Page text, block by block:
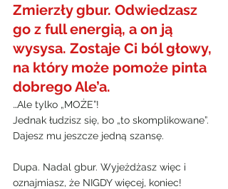
Zmierzły gbur. Odwiedzasz
go z full energią, a on ją
wysysa. Zostaje Ci ból głowy,
na który może pomoże pinta
dobrego Ale’a.
…Ale tylko „MOŻE”!
Jednak łudzisz się, bo „to skomplikowane”.
Dajesz mu jeszcze jedną szansę.
Dupa. Nadal gbur. Wyjeżdżasz więc i
oznajmiasz, że NIGDY więcej, koniec!